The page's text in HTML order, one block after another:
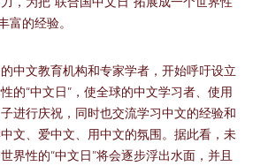
富的经验。
中文教育机构和专家学者，开始呼吁设立
的“中文日”，使全球的中文学习者、使用
进行庆祝，同时也交流学习中文的经验和
文、爱中文、用中文的氛围。据此看，未
界性的“中文日”将会逐步浮出水面，并且